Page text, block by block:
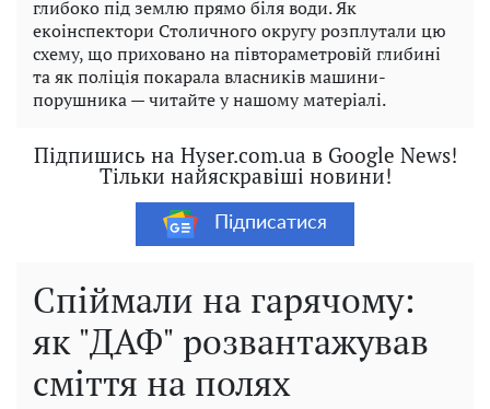
глибоко під землю прямо біля води. Як
екоінспектори Столичного округу розплутали цю
схему, що приховано на півтораметровій глибині
та як поліція покарала власників машини-
порушника — читайте у нашому матеріалі.
Підпишись на Hyser.com.ua в Google News!
Тільки найяскравіші новини!
Підписатися
Спіймали на гарячому:
як "ДАФ" розвантажував
сміття на полях